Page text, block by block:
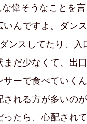
偉そうなことを
んですよ。ダン
ンスしてたり、
だ少なくて、出
サーで食べていく
れる方が多いの
ったら、心配され